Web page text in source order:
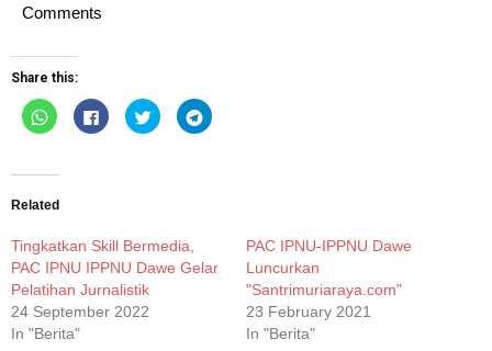
Comments
Share this:
Click
to
share
(Opens
new
Click
to
share
Click
to
share
Click
to
Related
Tingkatkan Skill Bermedia,
PAC IPNU IPPNU Dawe Gelar
Pelatihan Jurnalistik
24 September 2022
In "Berita"
PAC IPNU-IPPNU Dawe
Luncurkan
"Santrimuriaraya.com"
23 February 2021
In "Berita"